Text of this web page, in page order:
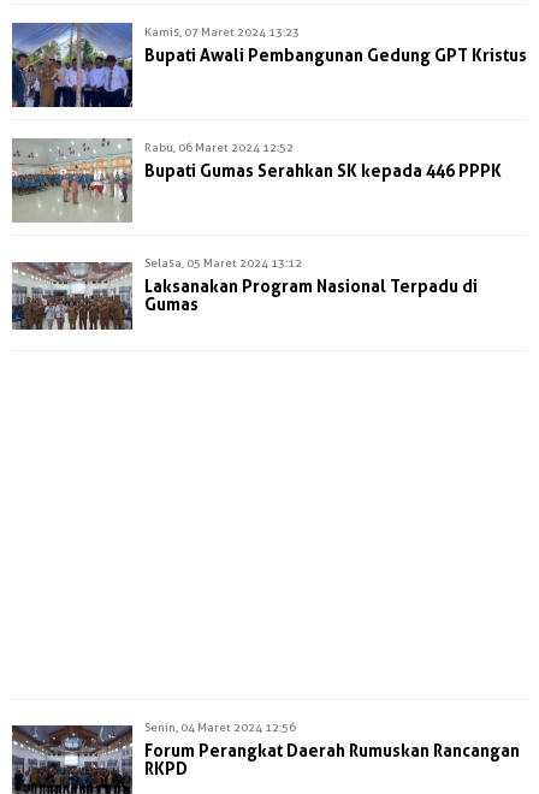
Kamis, 07 Maret 2024 13:23
Bupati Awali Pembangunan Gedung GPT Kristus
Rabu, 06 Maret 2024 12:52
Bupati Gumas Serahkan SK kepada 446 PPPK
Selasa, 05 Maret 2024 13:12
Laksanakan Program Nasional Terpadu di
Gumas
Senin, 04 Maret 2024 12:56
Forum Perangkat Daerah Rumuskan Rancangan
RKPD